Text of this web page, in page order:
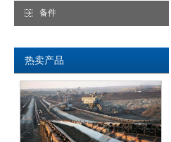
备件
热卖产品